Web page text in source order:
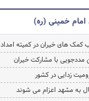
امام خمینی (ره)
های خیران در کمیته امداد
با مشارکت خیران
زدایی در کشور